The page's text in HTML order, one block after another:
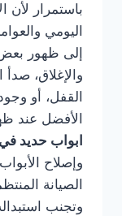
باستمرار لأن
اليومي
إلى ظهور
والإغلاق،
القفل، أو
الأفضل عند
ابواب حديد
وإصلاح
الصيانة
وتجنب